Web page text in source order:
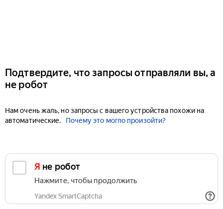
Подтвердите, что запросы отправляли вы, а
не робот
Нам очень жаль, но запросы с вашего устройства похожи на
автоматические.
Почему это могло произойти?
Я не робот
Нажмите, чтобы продолжить
Yandex SmartCaptcha